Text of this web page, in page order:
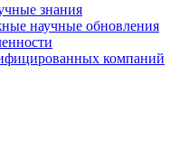
знания
научные обновления
компаний